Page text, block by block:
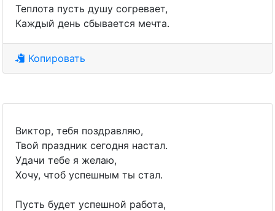
Теплота пусть душу согревает,
Каждый день сбывается мечта.
Копировать
Виктор, тебя поздравляю,
Твой праздник сегодня настал.
Удачи тебе я желаю,
Хочу, чтоб успешным ты стал.
Пусть будет успешной работа,